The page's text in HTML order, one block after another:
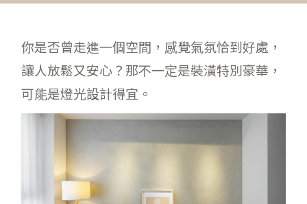
你是否曾走進一個空間，感覺氣氛恰到好處，
讓人放鬆又安心？那不一定是裝潢特別豪華，
可能是燈光設計得宜。